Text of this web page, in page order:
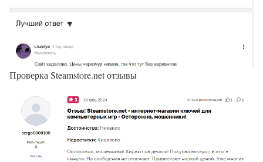
Проверка Steamstore.net отзывы